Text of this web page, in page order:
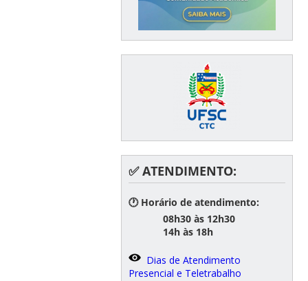
✅ ATENDIMENTO:
🕐 Horário de atendimento:
08h30 às 12h30
14h às 18h
Dias de Atendimento
Presencial e Teletrabalho